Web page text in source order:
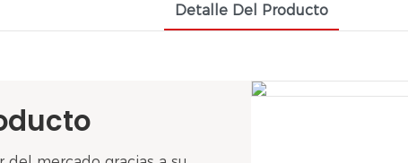
Detalle Del Producto